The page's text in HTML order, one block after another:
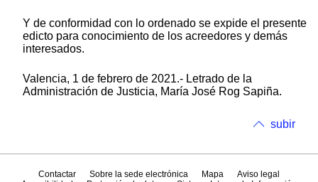
Y de conformidad con lo ordenado se expide el presente
edicto para conocimiento de los acreedores y demás
interesados.
Valencia, 1 de febrero de 2021.- Letrado de la
Administración de Justicia, María José Rog Sapiña.
subir
Contactar Sobre la sede electrónica Mapa
Aviso legal